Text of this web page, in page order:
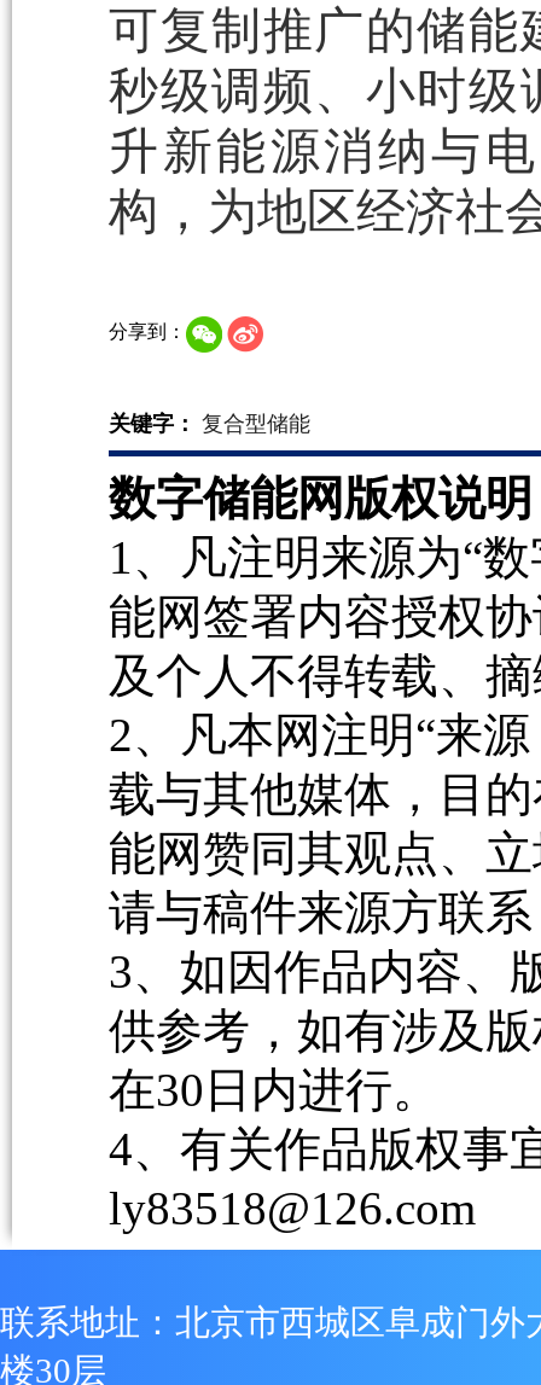
可复制推广的储能
秒级调频、小时级
升新能源消纳与
构，为地区经济社
分享到：
关键字： 复合型储能
数字储能网版权说
1、凡注明来源为“
能网签署内容授权
及个人不得转载、
2、凡本网注明“来
载与其他媒体，目
能网赞同其观点、
请与稿件来源方联
3、如因作品内容、
供参考，如有涉及
在30日内进行。
4、有关作品版权事
ly83518@126.com
联系地址：北京市西城区阜成门外
楼30层